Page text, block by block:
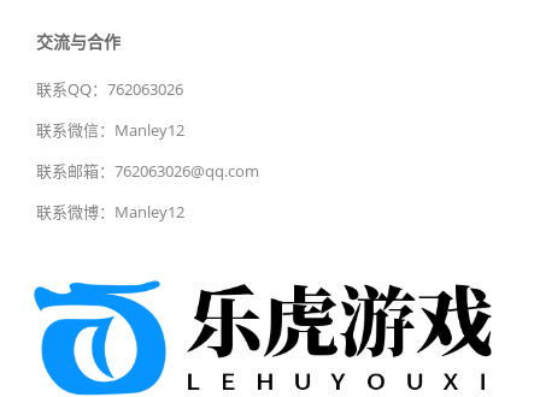
交流与合作
联系QQ：762063026
联系微信：Manley12
联系邮箱：762063026@qq.com
联系微博：Manley12